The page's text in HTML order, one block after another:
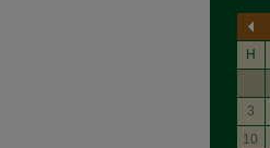
H
3
10